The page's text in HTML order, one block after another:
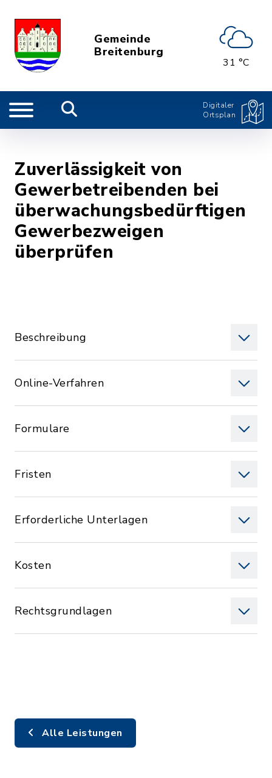
Gemeinde
Breitenburg
31 °C
Digitaler
Ortsplan
Zuverlässigkeit von
Gewerbetreibenden bei
überwachungsbedürftigen
Gewerbezweigen
überprüfen
Beschreibung
Online-Verfahren
Formulare
Fristen
Erforderliche Unterlagen
Kosten
Rechtsgrundlagen
Alle Leistungen